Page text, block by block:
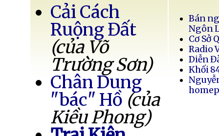
Cải Cách
Ruộng Đất
(của Võ
Trường Sơn)
Chân Dung
"bác" Hồ (của
Kiều Phong)
Bán
Ngôn
Cơ Sở
Radio
Diễn
Khối